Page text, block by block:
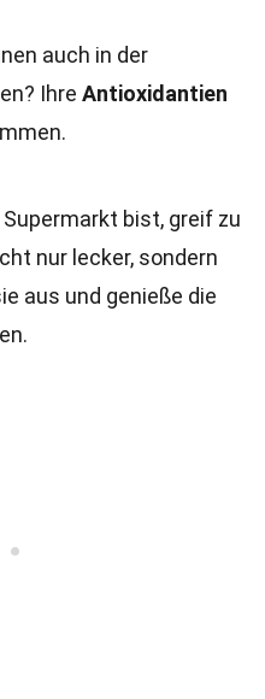
auch in der
Ihre Antioxidantien
bist, greif zu
nur lecker, sondern
aus und genieße die